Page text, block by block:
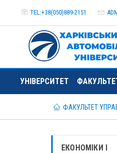
TEL:+38(050)889-2151
УНІВЕРСИТЕТ
ФАКУЛЬТЕТ
ЕКОНОМІКИ І